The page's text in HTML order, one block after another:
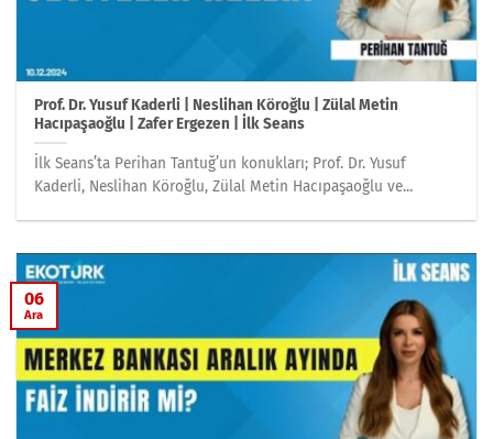
Prof. Dr. Yusuf Kaderli | Neslihan Köroğlu | Zülal Metin
Hacıpaşaoğlu | Zafer Ergezen | İlk Seans
İlk Seans’ta Perihan Tantuğ’un konukları; Prof. Dr. Yusuf
Kaderli, Neslihan Köroğlu, Zülal Metin Hacıpaşaoğlu ve...
06
Ara